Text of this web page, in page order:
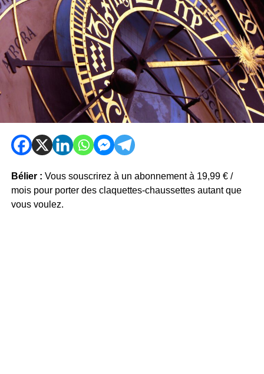
Bélier : Vous souscrirez à un abonnement à 19,99 € /
mois pour porter des claquettes-chaussettes autant que
vous voulez.